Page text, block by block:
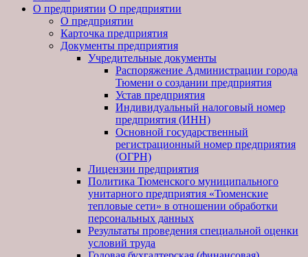
О предприятии О предприятии
О предприятии
Карточка предприятия
Документы предприятия
Учредительные документы
Распоряжение Администрации города
Тюмени о создании предприятия
Устав предприятия
Индивидуальный налоговый номер
предприятия (ИНН)
Основной государственный
регистрационный номер предприятия
(ОГРН)
Лицензии предприятия
Политика Тюменского муниципального
унитарного предприятия «Тюменские
тепловые сети» в отношении обработки
персональных данных
Результаты проведения специальной оценки
условий труда